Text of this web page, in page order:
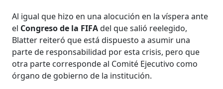
Al igual que hizo en una alocución en la víspera ante
el Congreso de la FIFAdel que salió reelegido,
Blatter reiteró que está dispuesto a asumir una
parte de responsabilidad por esta crisis, pero que
otra parte corresponde al Comité Ejecutivo como
órgano de gobierno de la institución.